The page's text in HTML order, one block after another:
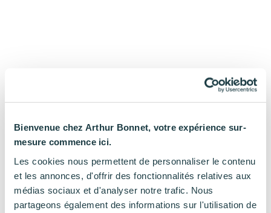
Bienvenue chez Arthur Bonnet, votre expérience sur-
mesure commence ici.
Les cookies nous permettent de personnaliser le contenu
et les annonces, d'offrir des fonctionnalités relatives aux
médias sociaux et d'analyser notre trafic. Nous
partageons également des informations sur l'utilisation de